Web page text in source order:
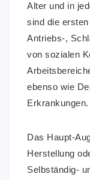
Alter und in
sind die
Antriebs-,
von sozialen
ebenso wie
Erkrankungen.
Das Haupt-
Herstellung
Selbständig-